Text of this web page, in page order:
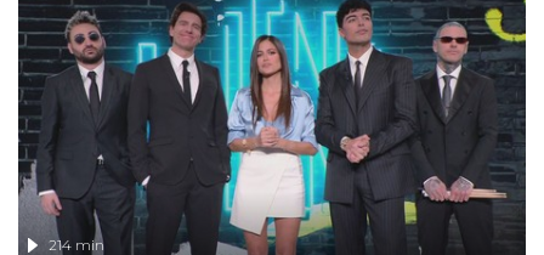
Anche se l'Italia non è direttamente coinvolta in conflitti armati, il
contesto globale rende impossibile considerarla un fenomeno
lontano.
214 min